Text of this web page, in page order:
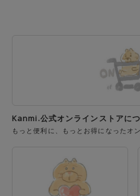
Kanmi.公式オンラインストアに
もっと便利に、もっとお得になったオ